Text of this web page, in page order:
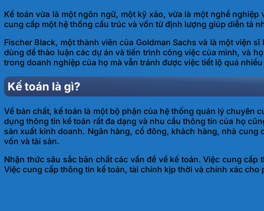
Kế toán vừa là một ngôn ngữ, một kỹ xảo, vừa là một nghề
cung cấp một hệ thống cấu trúc và vốn từ định lượng giúp diễn tả
Fischer Black, một thành viên của Goldman Sachs và là một viện
dùng để thảo luận các dự án và tiến trình công việc của mình, và
trong doanh nghiệp của họ mà vẫn tránh được việc tiết lộ quá
Kế toán là gì?
Về bản chất, kế toán là một bộ phận của hệ thống quản lý
dụng thông tin kế toán rất đa dạng và nhu cầu thông tin của họ
sản xuất kinh doanh. Ngân hàng, cổ đông, khách hàng, nhà
vốn và tài sản.
Nhận thức sâu sắc bản chất các vấn đề về kế toán. Việc cung
Việc cung cấp thông tin kế toán, tài chính kịp thời và chính xác cho